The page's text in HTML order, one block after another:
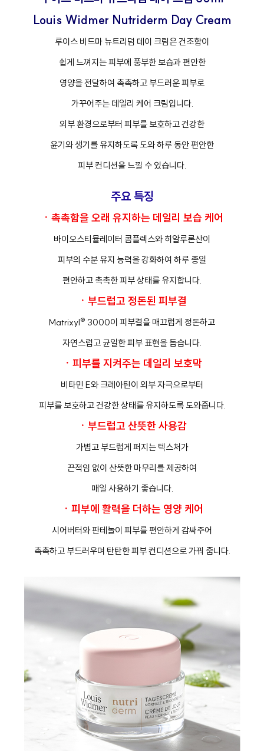
Louis Widmer Nutriderm Day Cream
루이스 비드마 뉴트리덤 데이 크림은 건조함이
쉽게 느껴지는 피부에 풍부한 보습과 편안한
영양을 전달하여 촉촉하고 부드러운 피부로
가꾸어주는 데일리 케어 크림입니다.
외부 환경으로부터 피부를 보호하고 건강한
윤기와 생기를 유지하도록 도와 하루 동안 편안한
피부 컨디션을 느낄 수 있습니다.
주요 특징
ㆍ촉촉함을 오래 유지하는 데일리 보습 케어
바이오스티뮬레이터 콤플렉스와 히알루론산이
피부의 수분 유지 능력을 강화하여 하루 종일
편안하고 촉촉한 피부 상태를 유지합니다.
ㆍ부드럽고 정돈된 피부결
Matrixyl® 3000이 피부결을 매끄럽게 정돈하고
자연스럽고 균일한 피부 표현을 돕습니다.
ㆍ피부를 지켜주는 데일리 보호막
비타민 E와 크레아틴이 외부 자극으로부터
피부를 보호하고 건강한 상태를 유지하도록 도와줍니다.
ㆍ부드럽고 산뜻한 사용감
가볍고 부드럽게 퍼지는 텍스처가
끈적임 없이 산뜻한 마무리를 제공하여
매일 사용하기 좋습니다.
ㆍ피부에 활력을 더하는 영양 케어
시어버터와 판테놀이 피부를 편안하게 감싸주어
촉촉하고 부드러우며 탄탄한 피부 컨디션으로 가꿔 줍니다.